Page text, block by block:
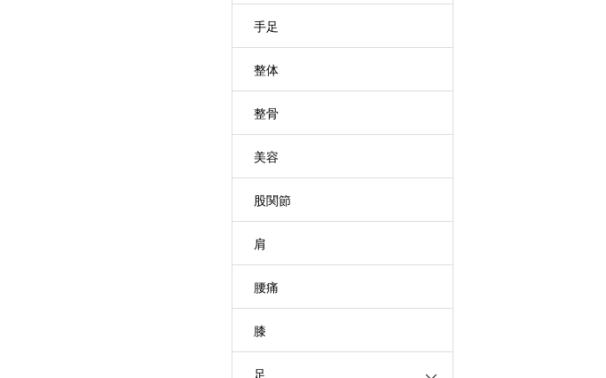
手足
整体
整骨
美容
股関節
肩
腰痛
膝
足